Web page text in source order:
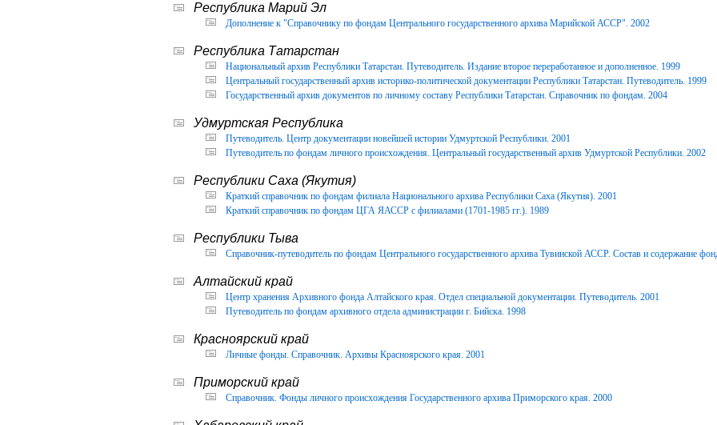
Республика Марий Эл
Дополнение к "Справочнику по фондам Центрального государственного архива Марийской АССР". 2002
Республика Татарстан
Национальный архив Республики Татарстан. Путеводитель. Издание второе переработанное и дополненное. 1999
Центральный государственный архив историко-политической документации Республики Татарстан. Путеводитель. 1999
Государственный архив документов по личному составу Республики Татарстан. Справочник по фондам. 2004
Удмуртская Республика
Путеводитель. Центр документации новейшей истории Удмуртской Республики. 2001
Путеводитель по фондам личного происхождения. Центральный государственный архив Удмуртской Республики. 2002
Республики Саха (Якутия)
Краткий справочник по фондам филиала Национального архива Республики Саха (Якутия). 2001
Краткий справочник по фондам ЦГА ЯАССР с филиалами (1701-1985 гг.). 1989
Республики Тыва
Справочник-путеводитель по фондам Центрального государственного архива Тувинской АССР. Состав и содержание
Алтайский край
Центр хранения Архивного фонда Алтайского края. Отдел специальной документации. Путеводитель. 2001
Путеводитель по фондам архивного отдела администрации г. Бийска. 1998
Красноярский край
Личные фонды. Справочник. Архивы Красноярского края. 2001
Приморский край
Справочник. Фонды личного происхождения Государственного архива Приморского края. 2000